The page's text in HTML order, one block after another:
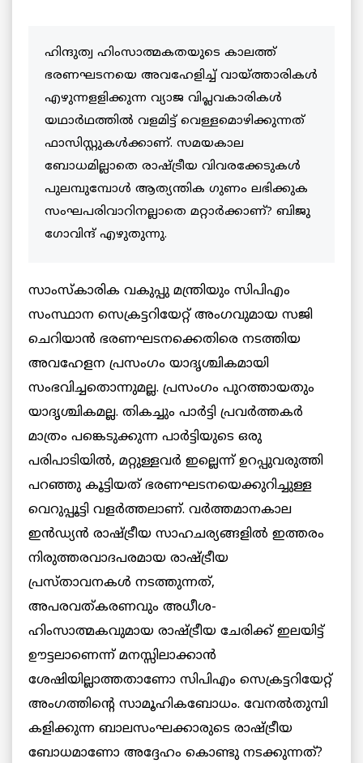
ഹിന്ദുത്വ ഹിംസാത്മകതയുടെ കാലത്ത്
ഭരണഘടനയെ അവഹേളിച്ച് വായ്ത്താരികള്‍
എഴുന്നളളിക്കുന്ന വ്യാജ വിപ്ലവകാരികള്‍
യഥാര്‍ഥത്തില്‍ വളമിട്ട് വെള്ളമൊഴിക്കുന്നത്
ഫാസിസ്റ്റുകള്‍ക്കാണ്. സമയകാല
ബോധമില്ലാതെ രാഷ്ട്രീയ വിവരക്കേടുകള്‍
പുലമ്പുമ്പോള്‍ ആത്യന്തിക ഗുണം ലഭിക്കുക
സംഘപരിവാറിനല്ലാതെ മറ്റാര്‍ക്കാണ്? ബിജു
ഗോവിന്ദ് എഴുതുന്നു.
സാംസ്കാരിക വകുപ്പു മന്ത്രിയും സിപിഎം
സംസ്ഥാന സെക്രട്ടറിയേറ്റ് അംഗവുമായ സജി
ചെറിയാന്‍ ഭരണഘടനക്കെതിരെ നടത്തിയ
അവഹേളന പ്രസംഗം യാദൃശ്ചികമായി
സംഭവിച്ചതൊന്നുമല്ല. പ്രസംഗം പുറത്തായതും
യാദൃശ്ചികമല്ല. തികച്ചും പാര്‍ട്ടി പ്രവര്‍ത്തകര്‍
മാത്രം പങ്കെടുക്കുന്ന പാര്‍ട്ടിയുടെ ഒരു
പരിപാടിയില്‍, മറ്റുള്ളവര്‍ ഇല്ലെന്ന് ഉറപ്പുവരുത്തി
പറഞ്ഞു കൂട്ടിയത് ഭരണഘടനയെക്കുറിച്ചുള്ള
വെറുപ്പൂട്ടി വളര്‍ത്തലാണ്. വര്‍ത്തമാനകാല
ഇൻഡ്യൻ രാഷ്ട്രീയ സാഹചര്യങ്ങളില്‍ ഇത്തരം
നിരുത്തരവാദപരമായ രാഷ്ട്രീയ
പ്രസ്താവനകൾ നടത്തുന്നത്,
അപരവത്കരണവും അധീശ-
ഹിംസാത്മകവുമായ രാഷ്ട്രീയ ചേരിക്ക് ഇലയിട്ട്
ഊട്ടലാണെന്ന് മനസ്സിലാക്കാന്‍
ശേഷിയില്ലാത്തതാണോ സിപിഎം സെക്രട്ടറിയേറ്റ്
അംഗത്തിന്‍റെ സാമൂഹികബോധം. വേനല്‍തുമ്പി
കളിക്കുന്ന ബാലസംഘക്കാരുടെ രാഷ്ട്രീയ
ബോധമാണോ അദ്ദേഹം കൊണ്ടു നടക്കുന്നത്?